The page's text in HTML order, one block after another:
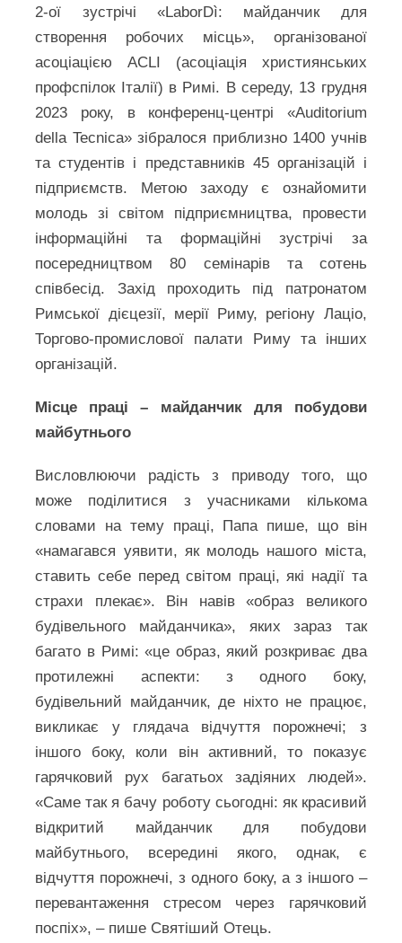
2-ої зустрічі «LaborDì: майданчик для
створення робочих місць», організованої
асоціацією ACLI (асоціація християнських
профспілок Італії) в Римі. В середу, 13 грудня
2023 року, в конференц-центрі «Auditorium
della Tecnica» зібралося приблизно 1400 учнів
та студентів і представників 45 організацій і
підприємств. Метою заходу є ознайомити
молодь зі світом підприємництва, провести
інформаційні та формаційні зустрічі за
посередництвом 80 семінарів та сотень
співбесід. Захід проходить під патронатом
Римської дієцезії, мерії Риму, регіону Лаціо,
Торгово-промислової палати Риму та інших
організацій.
Місце праці – майданчик для побудови
майбутнього
Висловлюючи радість з приводу того, що
може поділитися з учасниками кількома
словами на тему праці, Папа пише, що він
«намагався уявити, як молодь нашого міста,
ставить себе перед світом праці, які надії та
страхи плекає». Він навів «образ великого
будівельного майданчика», яких зараз так
багато в Римі: «це образ, який розкриває два
протилежні аспекти: з одного боку,
будівельний майданчик, де ніхто не працює,
викликає у глядача відчуття порожнечі; з
іншого боку, коли він активний, то показує
гарячковий рух багатьох задіяних людей».
«Саме так я бачу роботу сьогодні: як красивий
відкритий майданчик для побудови
майбутнього, всередині якого, однак, є
відчуття порожнечі, з одного боку, а з іншого –
перевантаження стресом через гарячковий
поспіх», – пише Святіший Отець.